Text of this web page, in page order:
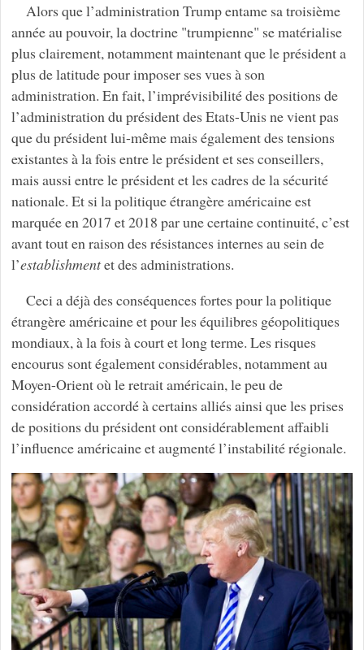
Alors que l’administration Trump entame sa troisième
année au pouvoir, la doctrine "trumpienne" se matérialise
plus clairement, notamment maintenant que le président a
plus de latitude pour imposer ses vues à son
administration. En fait, l’imprévisibilité des positions de
l’administration du président des Etats-Unis ne vient pas
que du président lui-même mais également des tensions
existantes à la fois entre le président et ses conseillers,
mais aussi entre le président et les cadres de la sécurité
nationale. Et si la politique étrangère américaine est
marquée en 2017 et 2018 par une certaine continuité, c’est
avant tout en raison des résistances internes au sein de
l’establishmentet des administrations.
Ceci a déjà des conséquences fortes pour la politique
étrangère américaine et pour les équilibres géopolitiques
mondiaux, à la fois à court et long terme. Les risques
encourus sont également considérables, notamment au
Moyen-Orient où le retrait américain, le peu de
considération accordé à certains alliés ainsi que les prises
de positions du président ont considérablement affaibli
l’influence américaine et augmenté l’instabilité régionale.